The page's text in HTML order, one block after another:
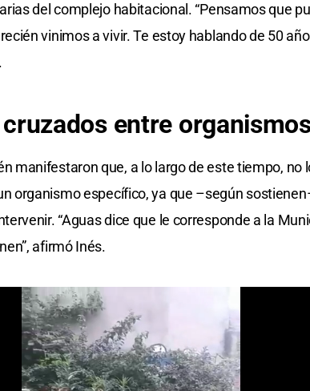
del complejo habitacional. “Pensamos que
vinimos a vivir. Te estoy hablando de 50
entre
manifestaron que, a lo largo de este tiempo, no
organismo específico, ya que –según
“Aguas dice que le corresponde a la
afirmó Inés.